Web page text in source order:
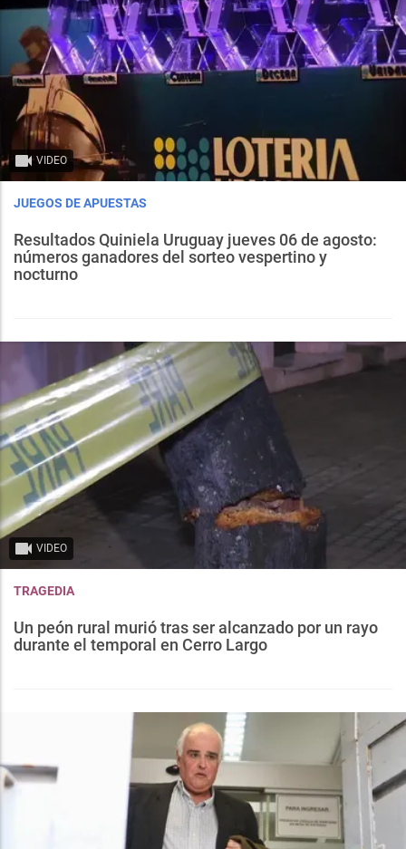
VIDEO
JUEGOS DE APUESTAS
Resultados Quiniela Uruguay jueves 06 de agosto:
números ganadores del sorteo vespertino y
nocturno
VIDEO
TRAGEDIA
Un peón rural murió tras ser alcanzado por un rayo
durante el temporal en Cerro Largo